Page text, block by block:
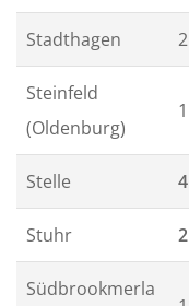
Stadthagen 2
Steinfeld
(Oldenburg)
1
Stelle 4
Stuhr 2
Südbrookmerla